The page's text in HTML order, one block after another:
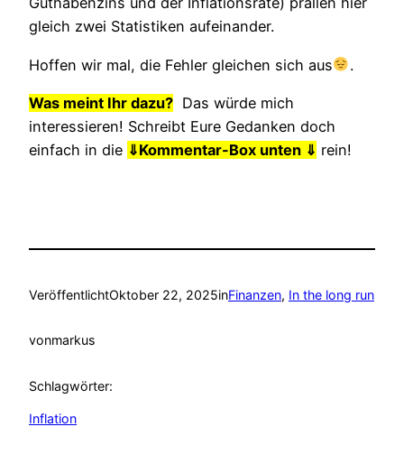
gleich zwei Statistiken aufeinander.
Hoffen wir mal, die Fehler gleichen sich aus .
Was meint Ihr dazu? Das würde mich
interessieren! Schreibt Eure Gedanken doch
einfach in die ⇓Kommentar-Box unten ⇓ rein!
VeröffentlichtOktober 22, 2025inFinanzen, In the long run
vonmarkus
Schlagwörter:
Inflation